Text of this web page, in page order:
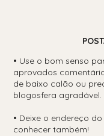
• Use o bom senso
aprovados
de baixo calão ou
blogosfera agradável.
• Deixe o endereço
conhecer também!